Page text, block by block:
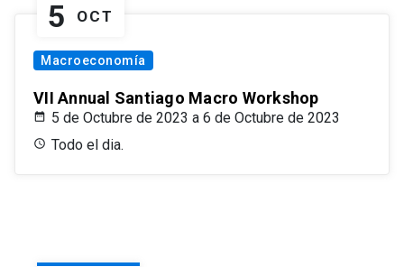
5 OCT
Macroeconomía
VII Annual Santiago Macro Workshop
5 de Octubre de 2023 a 6 de Octubre de 2023
Todo el dia.